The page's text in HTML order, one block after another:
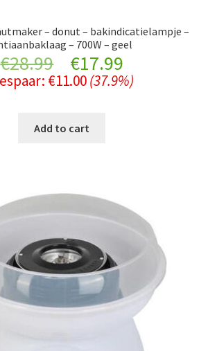
– donut – bakindicatielampje –
– 700W – geel
€28.99
Original
price
was:
€17.99Current
price
€11.00 (37.9%)
Add to cart